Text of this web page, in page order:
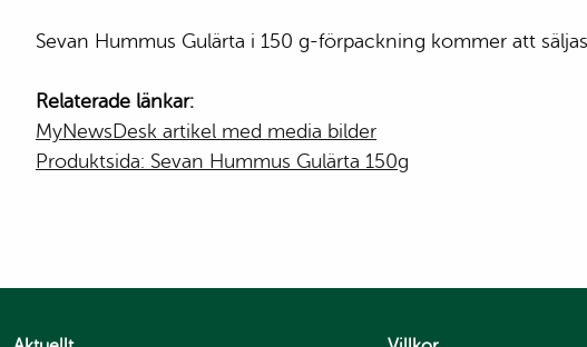
Sevan Hummus Gulärta i 150 g-förpackning kommer att
Relaterade länkar:
MyNewsDesk artikel med media bilder
Produktsida: Sevan Hummus Gulärta 150g